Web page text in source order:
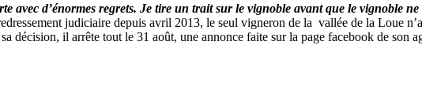
avec d’énormes regrets. Je tire un trait sur le vignoble avant que le vignoble
judiciaire depuis avril 2013, le seul vigneron de la vallée de la Loue
décision, il arrête tout le 31 août, une annonce faite sur la page facebook de son